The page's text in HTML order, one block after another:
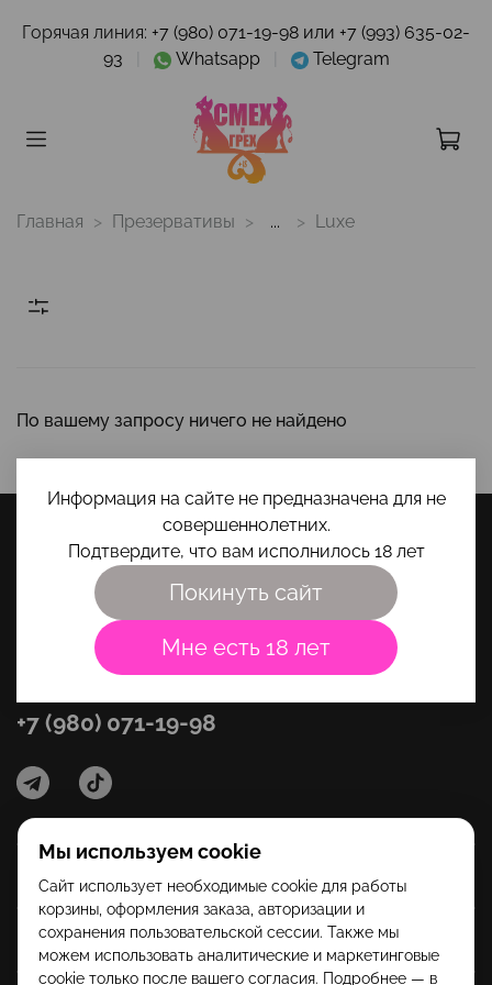
Горячая линия: +7 (980) 071-19-98 или +7 (993) 635-02-
93
Whatsapp Telegram
Главная Презервативы ... Luxe
По вашему запросу ничего не найдено
Категории
Помощь
+7 (980) 071-19-98
Информация на сайте не предназначена для не
совершеннолетних.
Подтвердите, что вам исполнилось 18 лет
Покинуть сайт
Мне есть 18 лет
Мы используем cookie
Сайт использует необходимые cookie для работы
корзины, оформления заказа, авторизации и
сохранения пользовательской сессии. Также мы
можем использовать аналитические и маркетинговые
cookie только после вашего согласия. Подробнее — в